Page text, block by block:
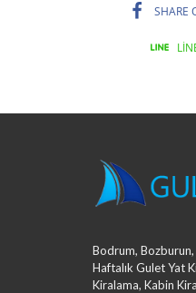
SHARE
Bodrum,
Haftalık Gulet Yat
Kiralama, Kabin